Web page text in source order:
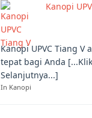
Kanopi
Kanopi UPVC Tiang V
tepat bagi Anda
Selanjutnya...]
In Kanopi